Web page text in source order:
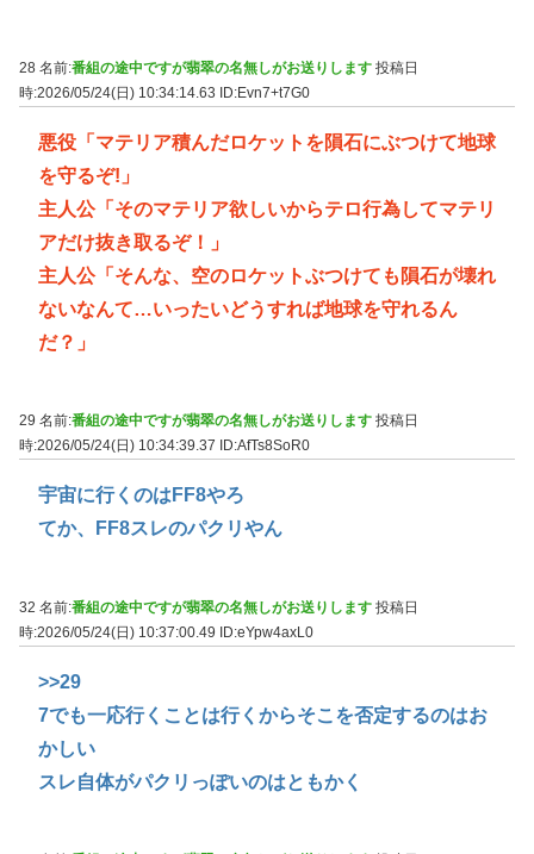
28 名前:番組の途中ですが翡翠の名無しがお送りします 投稿日
時:2026/05/24(日) 10:34:14.63 ID:Evn7+t7G0
悪役「マテリア積んだロケットを隕石にぶつけて地球
を守るぞ!」
主人公「そのマテリア欲しいからテロ行為してマテリ
アだけ抜き取るぞ！」
主人公「そんな、空のロケットぶつけても隕石が壊れ
ないなんて…いったいどうすれば地球を守れるん
だ？」
29 名前:番組の途中ですが翡翠の名無しがお送りします 投稿日
時:2026/05/24(日) 10:34:39.37
ID:AfTs8SoR0
宇宙に行くのはFF8やろ
てか、FF8スレのパクリやん
32 名前:番組の途中ですが翡翠の名無しがお送りします 投稿日
時:2026/05/24(日) 10:37:00.49 ID:eYpw4axL0
>>29
7でも一応行くことは行くからそこを否定するのはお
かしい
スレ自体がパクリっぽいのはともかく